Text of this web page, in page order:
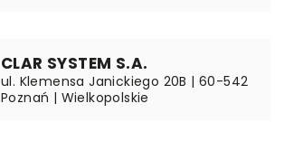
CLAR SYSTEM S.A.
ul. Klemensa Janickiego 20B | 60-542
Poznań | Wielkopolskie